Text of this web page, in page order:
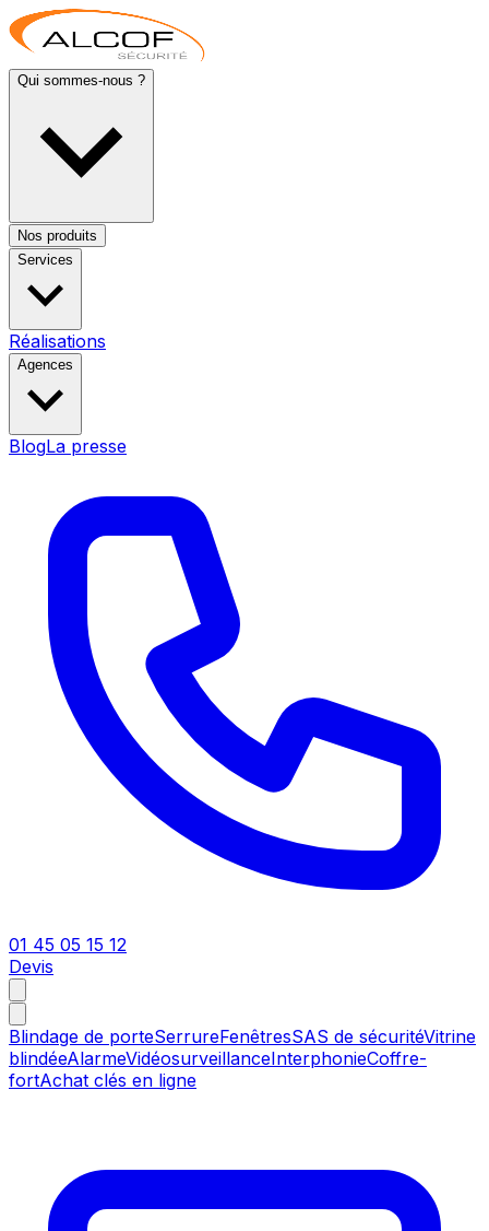
Qui sommes-nous ?
Nos produits
Services
Réalisations
Agences
BlogLa presse
01 45 05 15 12
Devis
Blindage de porteSerrureFenêtresSAS de sécuritéVitrine
blindéeAlarmeVidéosurveillanceInterphonieCoffre-
fortAchat clés en ligne